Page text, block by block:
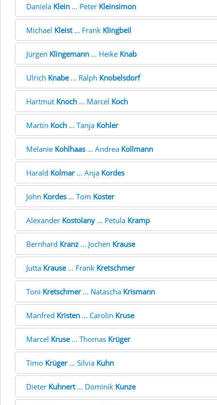
Daniela Klein ... Peter Kleinsimon
Michael Kleist... Frank Klingbeil
Jürgen Klingemann ... Heike Knab
Ulrich Knabe... Ralph Knobelsdorf
Hartmut Knoch ... Marcel Koch
Martin Koch ... Tanja Kohler
Melanie Kohlhaas ... Andrea Kollmann
Harald Kolmar... Anja Kordes
John Kordes ... Tom Koster
Alexander Kostolany... Petula Kramp
Bernhard Kranz ... Jochen Krause
Jutta Krause... Frank Kretschmer
Toni Kretschmer... Natascha Krismann
Manfred Kristen ... Carolin Kruse
Marcel Kruse... Thomas Krüger
Timo Krüger... Silvia Kuhn
Dieter Kuhnert... Dominik Kunze